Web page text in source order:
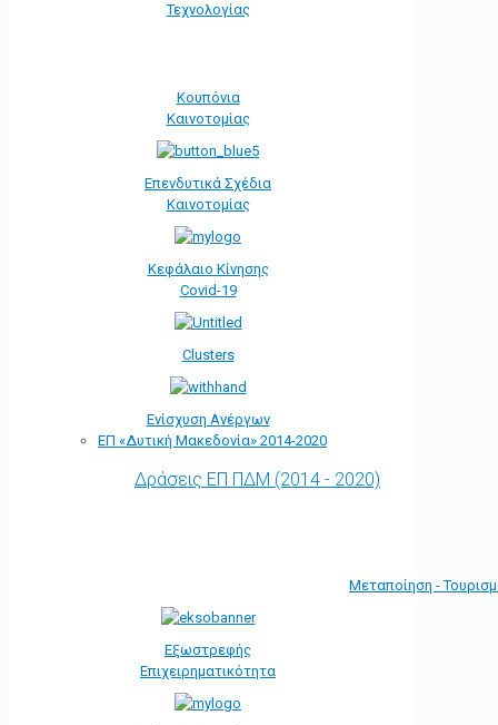
Τεχνολογίας
Κουπόνια
Καινοτομίας
Επενδυτικά Σχέδια
Καινοτομίας
Κεφάλαιο Κίνησης
Covid-19
Clusters
Ενίσχυση Ανέργων
ΕΠ «Δυτική Μακεδονία» 2014-2020
Δράσεις ΕΠ ΠΔΜ (2014 - 2020)
Μεταποίηση -
Εξωστρεφής
Επιχειρηματικότητα